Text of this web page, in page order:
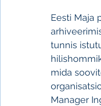
Eesti Maja
tunnis
mida
Manager